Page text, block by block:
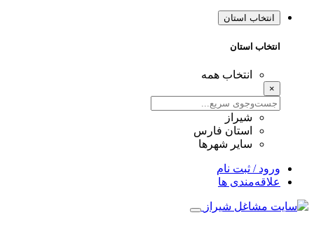
انتخاب استان
انتخاب استان
انتخاب همه
×
شیراز
استان فارس
سایر شهرها
ورود / ثبت نام
علاقه‌مندی ها